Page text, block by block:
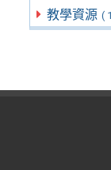
教學資源 (